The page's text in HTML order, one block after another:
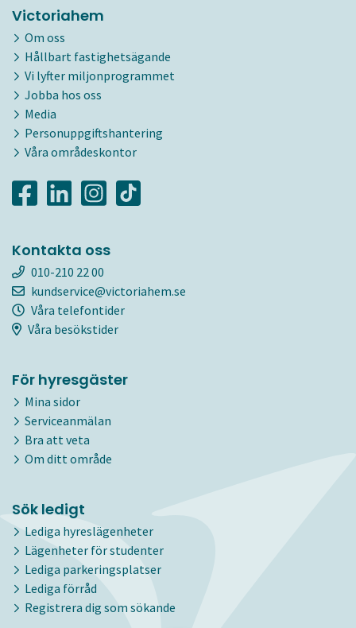
Victoriahem
Om oss
Hållbart fastighetsägande
Vi lyfter miljonprogrammet
Jobba hos oss
Media
Personuppgiftshantering
Våra områdeskontor
Kontakta oss
010-210 22 00
kundservice@victoriahem.se
Våra telefontider
Våra besökstider
För hyresgäster
Mina sidor
Serviceanmälan
Bra att veta
Om ditt område
Sök ledigt
Lediga hyreslägenheter
Lägenheter för studenter
Lediga parkeringsplatser
Lediga förråd
Registrera dig som sökande